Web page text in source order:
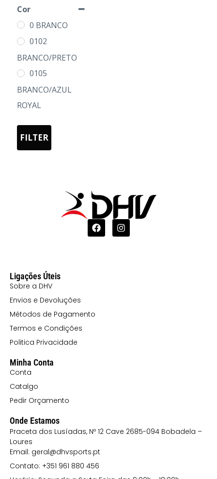
S
M
L
XL
2XL
3XL
Cor
0 BRANCO
0102
BRANCO/PRETO
0105
BRANCO/AZUL
ROYAL
03 AMARELO
05 AZUL
FLUOR/MARINHO
6055
VERMELHO/MARINHO
FILTER
Ligações Úteis
Sobre a DHV
Envios e Devoluções
Métodos de Pagamento
Termos e Condições
Politica Privacidade
Minha Conta
Conta
Catalgo
Pedir Orçamento
Onde Estamos
Praceta dos Lusíadas, Nº 12 Cave 2685-094 Bobadela –
Loures
Email: geral@dhvsports.pt
Contato: +351 961 880 456